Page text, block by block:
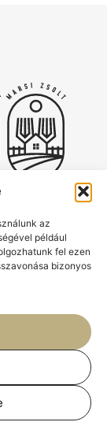
az
például
fel ezen
bizonyos
& Az Udvar
és gondtalan
ZSOLT
UDVAR. MINDEN